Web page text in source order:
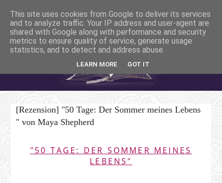
[Rezension] "50 Tage: Der Sommer meines Lebens
" von Maya Shepherd
"50 TAGE: DER SOMMER MEINES
LEBENS"
This site uses cookies from Google to deliver its services
and to analyze traffic. Your IP address and user-agent are
shared with Google along with performance and security
metrics to ensure quality of service, generate usage
statistics, and to detect and address abuse.
LEARN MORE GOT IT